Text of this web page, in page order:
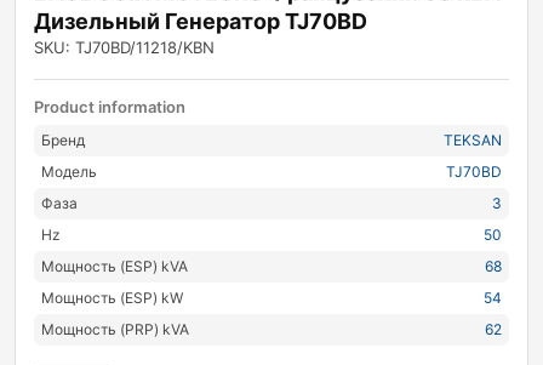
Дизельный Генератор TJ70BD
SKU: TJ70BD/11218/KBN
Product information
Бренд
TEKSAN
Модель
TJ70BD
Фаза
3
Hz
50
Мощность (ESP) kVA
68
Мощность (ESP) kW
54
Мощность (PRP) kVA
62